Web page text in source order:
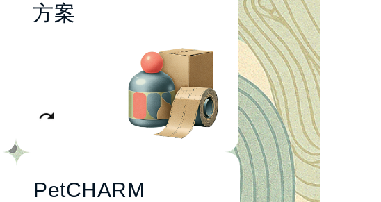
自有品牌 OEM/ODM
标签与印刷服务
原料与配方成分
生产设备与自动化系统
方案
宠物美容产品
PetCHARM